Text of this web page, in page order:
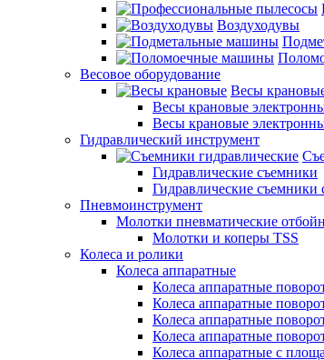
Воздуходувы
Весовое оборудование
Весы
Весы крановые
Весы крановые
Гидравлический инструмент
Гидравлические съемники
Гидравлические
Пневмоинструмент
Молотки пневматические
Молотки и коперы TSS
Колеса и ролики
Колеса аппаратные
Колеса аппаратные
Колеса аппаратные
Колеса аппаратные
Колеса аппаратные
Колеса аппаратные с